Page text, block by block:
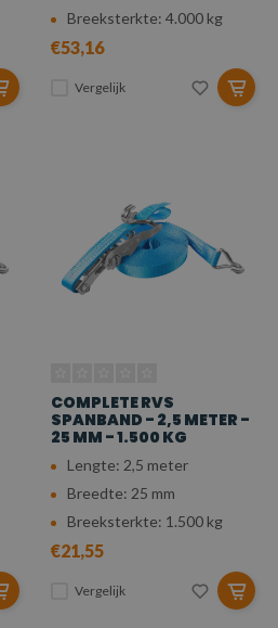
Breeksterkte: 4.000 kg
€53,16
Vergelijk
COMPLETE RVS
SPANBAND - 2,5 METER -
25 MM - 1.500 KG
Lengte: 2,5 meter
Breedte: 25 mm
Breeksterkte: 1.500 kg
€21,55
Vergelijk